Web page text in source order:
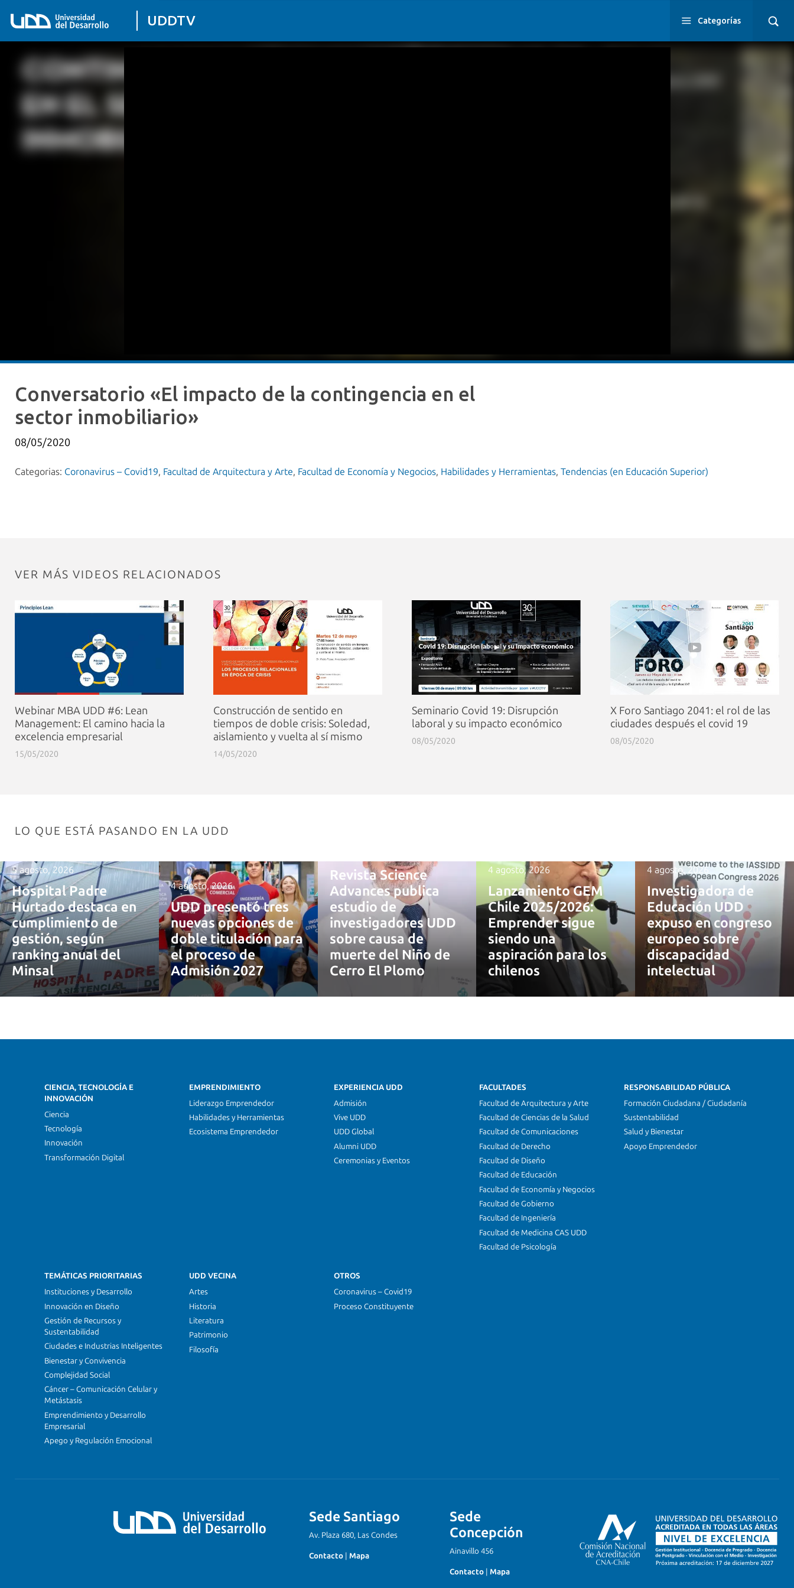
UDDTV Categorías
Conversatorio «El impacto de la contingencia en el
sector inmobiliario»
08/05/2020
Categorias: Coronavirus – Covid19, Facultad de Arquitectura y Arte, Facultad de Economía y Negocios, Habilidades y Herramientas, Tendencias (en Educación Superior)
VER MÁS VIDEOS RELACIONADOS
Webinar MBA UDD #6: Lean
Management: El camino hacia la
excelencia empresarial
15/05/2020
Construcción de sentido en
tiempos de doble crisis: Soledad,
aislamiento y vuelta al sí mismo
14/05/2020
Seminario Covid 19: Disrupción
laboral y su impacto económico
08/05/2020
X Foro Santiago 2041: el rol de las
ciudades después el covid 19
08/05/2020
LO QUE ESTÁ PASANDO EN LA UDD
5 agosto, 2026
Hospital Padre
Hurtado destaca en
cumplimiento de
gestión, según
ranking anual del
Minsal
4 agosto, 2026
UDD presentó tres
nuevas opciones de
doble titulación para
el proceso de
Admisión 2027
Revista Science
Advances publica
estudio de
investigadores UDD
sobre causa de
muerte del Niño de
Cerro El Plomo
4 agosto, 2026
Lanzamiento GEM
Chile 2025/2026:
Emprender sigue
siendo una
aspiración para los
chilenos
4 agosto, 2026
Investigadora de
Educación UDD
expuso en congreso
europeo sobre
discapacidad
intelectual
CIENCIA, TECNOLOGÍA E
INNOVACIÓN
Ciencia
Tecnología
Innovación
Transformación Digital
EMPRENDIMIENTO
Liderazgo Emprendedor
Habilidades y Herramientas
Ecosistema Emprendedor
EXPERIENCIA UDD
Admisión
Vive UDD
UDD Global
Alumni UDD
Ceremonias y Eventos
FACULTADES
Facultad de Arquitectura y Arte
Facultad de Ciencias de la Salud
Facultad de Comunicaciones
Facultad de Derecho
Facultad de Diseño
Facultad de Educación
Facultad de Economía y Negocios
Facultad de Gobierno
Facultad de Ingeniería
Facultad de Medicina CAS UDD
Facultad de Psicología
RESPONSABILIDAD PÚBLICA
Formación Ciudadana / Ciudadanía
Sustentabilidad
Salud y Bienestar
Apoyo Emprendedor
TEMÁTICAS PRIORITARIAS
Instituciones y Desarrollo
Innovación en Diseño
Gestión de Recursos y
Sustentabilidad
Ciudades e Industrias Inteligentes
Bienestar y Convivencia
Complejidad Social
Cáncer – Comunicación Celular y
Metástasis
Emprendimiento y Desarrollo
Empresarial
Apego y Regulación Emocional
UDD VECINA
Artes
Historia
Literatura
Patrimonio
Filosofía
OTROS
Coronavirus – Covid19
Proceso Constituyente
Sede Santiago
Av. Plaza 680, Las Condes
Contacto Mapa
Sede
Concepción
Ainavillo 456
Contacto Mapa